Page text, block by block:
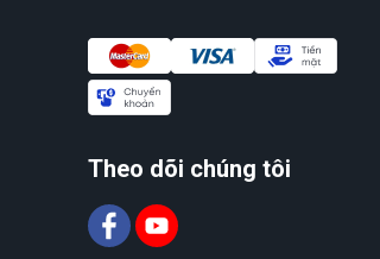
Theo dõi chúng tôi